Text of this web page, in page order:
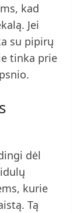
kad
Jei
su pipirų
tinka prie
dėl
kurie
Tą